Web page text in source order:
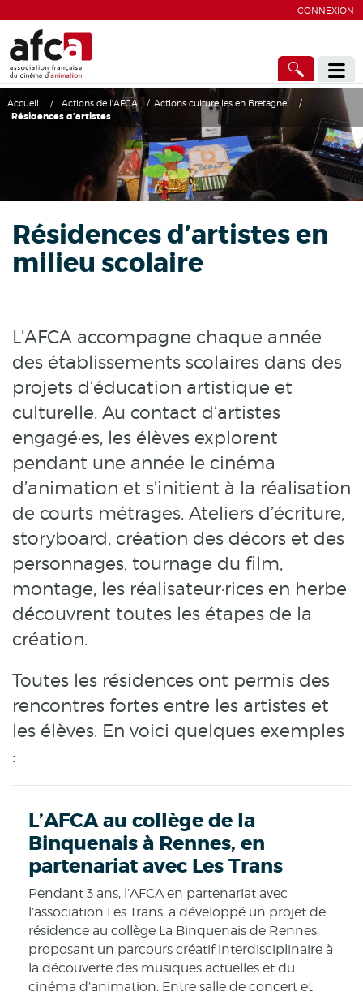
CONNEXION
Accueil / Actions de l'AFCA / Actions culturelles en Bretagne
/
Résidences d’artistes
Résidences d’artistes en
milieu scolaire
L’AFCA accompagne chaque année
des établissements scolaires dans des
projets d’éducation artistique et
culturelle. Au contact d’artistes
engagé·es, les élèves explorent
pendant une année le cinéma
d’animation et s’initient à la réalisation
de courts métrages. Ateliers d’écriture,
storyboard, création des décors et des
personnages, tournage du film,
montage, les réalisateur·rices en herbe
découvrent toutes les étapes de la
création.
Toutes les résidences ont permis des
rencontres fortes entre les artistes et
les élèves. En voici quelques exemples
:
L’AFCA au collège de la
Binquenais à Rennes, en
partenariat avec Les Trans
Pendant 3 ans, l’AFCA en partenariat avec
l’association Les Trans, a développé un projet de
résidence au collège La Binquenais de Rennes,
proposant un parcours créatif interdisciplinaire à
la découverte des musiques actuelles et du
cinéma d’animation. Entre salle de concert et